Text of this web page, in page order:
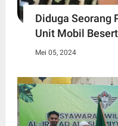
Diduga Seorang
Unit Mobil
Mei 05, 2024